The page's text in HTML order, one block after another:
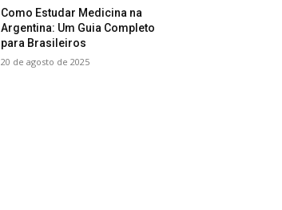
Como Estudar Medicina na
Argentina: Um Guia Completo
para Brasileiros
20 de agosto de 2025